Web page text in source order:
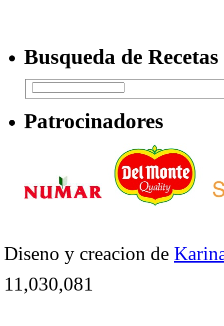
Busqueda de Recetas
Patrocinadores
Diseno y creacion de
11,030,081